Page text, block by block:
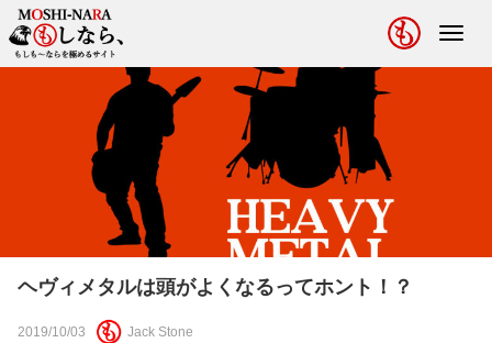
ヘヴィメタルは頭がよくなるってホント！？
2019/10/03 Jack Stone